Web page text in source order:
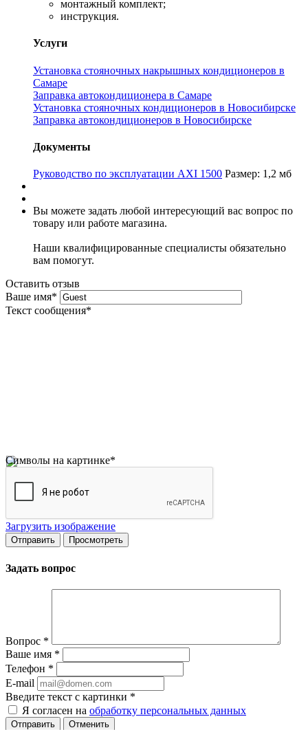
монтажный комплект;
инструкция.
Услуги
Установка стояночных накрышных кондиционеров в
Самаре
Заправка автокондиционера в Самаре
Установка стояночных кондиционеров в Новосибирске
Заправка автокондиционеров в Новосибирске
Документы
Руководство по эксплуатации AXI 1500 Размер: 1,2 мб
Вы можете задать любой интересующий вас вопрос по
товару или работе магазина.
Наши квалифицированные специалисты обязательно
вам помогут.
Оставить отзыв
Ваше имя*
Текст сообщения*
Символы на картинке*
Загрузить изображение
Задать вопрос
Вопрос *
Ваше имя *
Телефон *
E-mail
Введите текст с картинки *
Я согласен на обработку персональных данных
Отменить